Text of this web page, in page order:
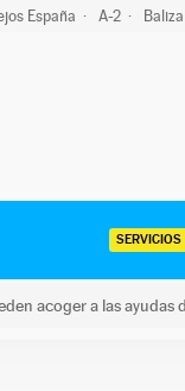
España A-2
SERVICIOS
acoger a las ayudas